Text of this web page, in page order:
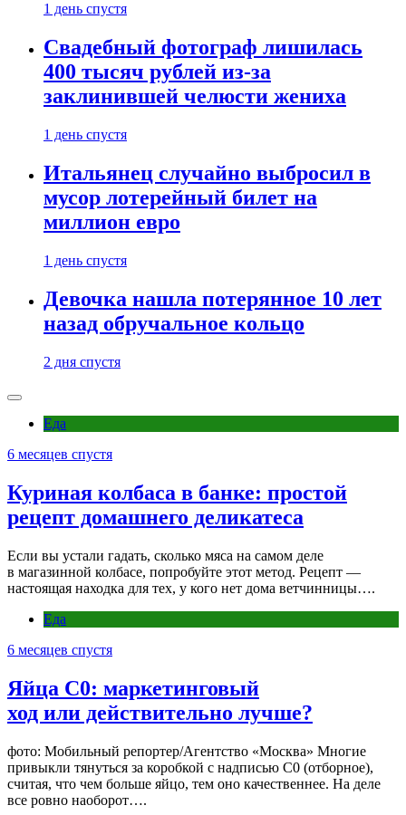
1 день спустя
Свадебный фотограф лишилась
400 тысяч рублей из-за
заклинившей челюсти жениха
1 день спустя
Итальянец случайно выбросил в
мусор лотерейный билет на
миллион евро
1 день спустя
Девочка нашла потерянное 10 лет
назад обручальное кольцо
2 дня спустя
Еда
6 месяцев спустя
Куриная колбаса в банке: простой
рецепт домашнего деликатеса
Если вы устали гадать, сколько мяса на самом деле
в магазинной колбасе, попробуйте этот метод. Рецепт —
настоящая находка для тех, у кого нет дома ветчинницы….
Еда
6 месяцев спустя
Яйца С0: маркетинговый
ход или действительно лучше?
фото: Мобильный репортер/Агентство «Москва» Многие
привыкли тянуться за коробкой с надписью С0 (отборное),
считая, что чем больше яйцо, тем оно качественнее. На деле
все ровно наоборот….